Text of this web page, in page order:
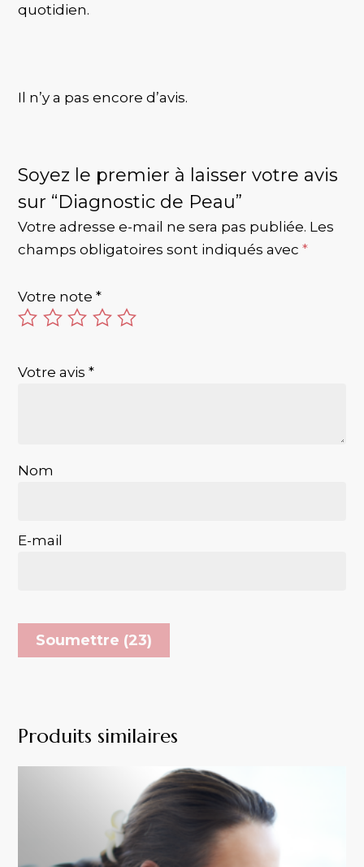
VOTRE PANIER EST VIDE.
quotidien.
Il n’y a pas encore d’avis.
Soyez le premier à laisser votre avis
sur “Diagnostic de Peau”
Votre adresse e-mail ne sera pas publiée. Les
champs obligatoires sont indiqués avec*
Votre note*
Votre avis*
Nom
E-mail
Produits similaires